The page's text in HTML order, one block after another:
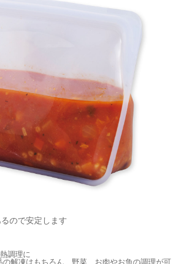
ので安定します
調理に
の解凍はもちろん、野菜、お肉やお魚の調理が可